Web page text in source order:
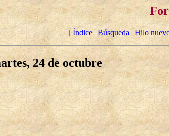
[Índice| Búsqueda|Hilo
24 de octubre